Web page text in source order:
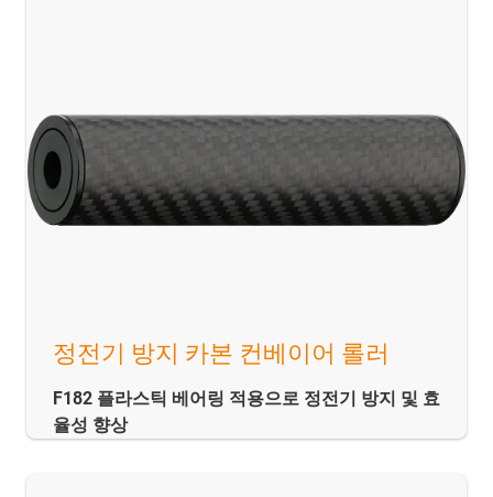
정전기 방지 카본 컨베이어 롤러
F182 플라스틱 베어링 적용으로 정전기 방지 및 효
율성 향상